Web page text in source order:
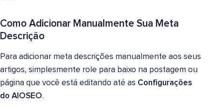
Como Adicionar Manualmente Sua Meta
Descrição
Para adicionar meta descrições manualmente aos seus
artigos, simplesmente role para baixo na postagem ou
página que você está editando até as Configurações
do AIOSEO.